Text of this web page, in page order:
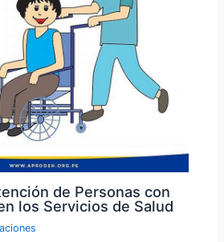
de Personas con
los Servicios de Salud